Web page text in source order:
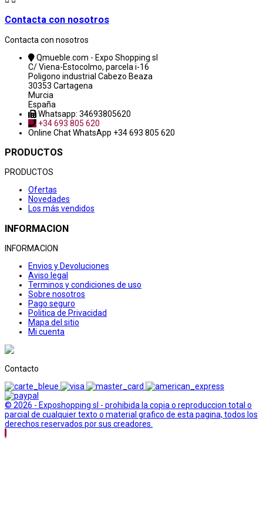
Contacta con nosotros
Contacta con nosotros
Qmueble.com - Expo Shopping sl
C/ Viena-Estocolmo, parcela i-16
Poligono industrial Cabezo Beaza
30353 Cartagena
Murcia
España
Whatsapp: 34693805620
+34 693 805 620
Online ChatWhatsApp +34 693 805 620
PRODUCTOS
PRODUCTOS
Ofertas
Novedades
Los más vendidos
INFORMACION
INFORMACION
Envios y Devoluciones
Aviso legal
Terminos y condiciones de uso
Sobre nosotros
Pago seguro
Politica de Privacidad
Mapa del sitio
Mi cuenta
Contacto
© 2026 - Exposhopping sl - prohibida la copia o reproduccion total o
parcial de cualquier texto o material grafico de esta pagina, todos los
derechos reservados por sus creadores.